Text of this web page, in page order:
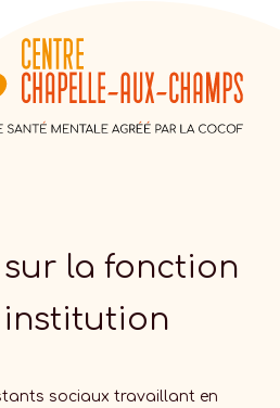
la fonction
institution
sociaux travaillant en